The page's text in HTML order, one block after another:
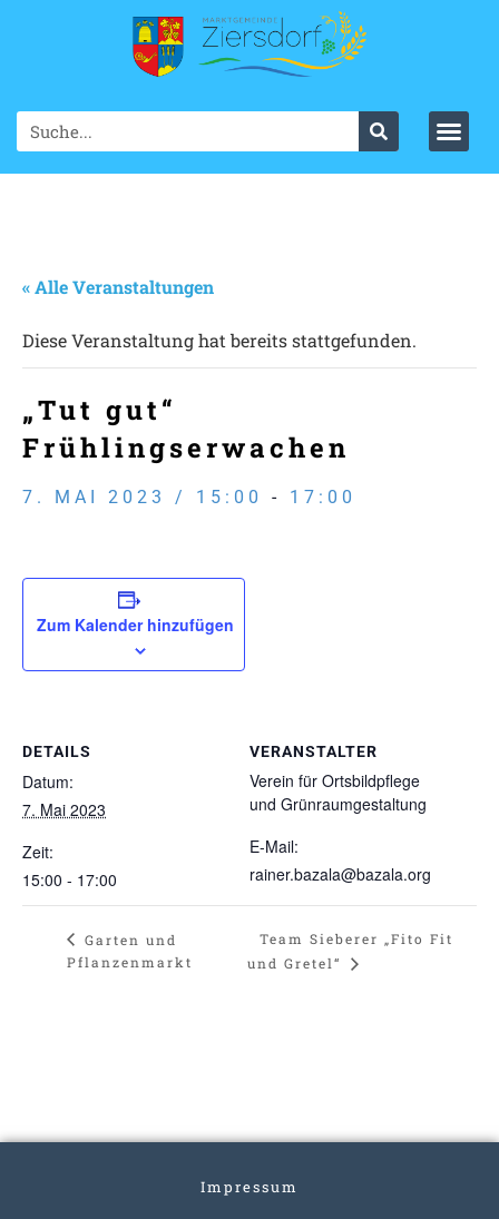
« Alle Veranstaltungen
Diese Veranstaltung hat bereits stattgefunden.
„Tut gut“
Frühlingserwachen
7. MAI 2023 / 15:00 - 17:00
Zum Kalender hinzufügen
DETAILS
Datum:
7. Mai 2023
Zeit:
15:00 - 17:00
VERANSTALTER
Verein für Ortsbildpflege
und Grünraumgestaltung
E-Mail:
rainer.bazala@bazala.org
Garten und
Pflanzenmarkt
Team Sieberer „Fito Fit
und Gretel“
Impressum